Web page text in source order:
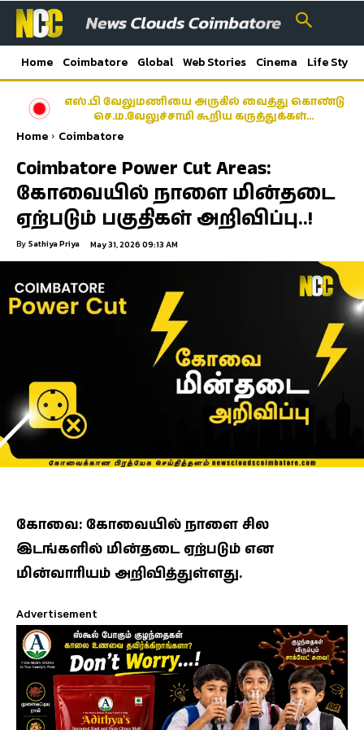
Home Coimbatore Global Web Stories Cinema Life Style
எஸ்.பி வேலுமணியை அருகில் வைத்து கொண்டு
செ.ம.வேலுச்சாமி கூறிய கருத்துக்கள்…
Home Coimbatore
Coimbatore Power Cut Areas:
கோவையில் நாளை மின்தடை
ஏற்படும் பகுதிகள் அறிவிப்பு..!
By Sathiya Priya May 31, 2026 09:13 AM
கோவை: கோவையில் நாளை சில
இடங்களில் மின்தடை ஏற்படும் என
மின்வாரியம் அறிவித்துள்ளது.
Advertisement